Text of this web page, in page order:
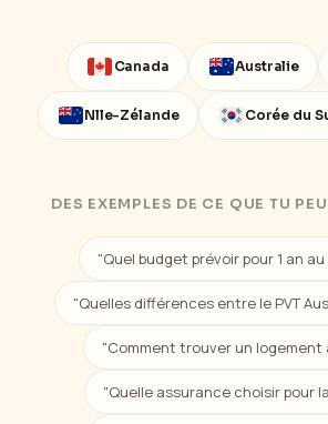
Canada Australie
Nlle-Zélande Corée du
DES EXEMPLES DE CE QUE TU
"Quel budget prévoir pour 1 an
"Quelles différences entre le PVT
"Comment trouver un logement
"Quelle assurance choisir pour